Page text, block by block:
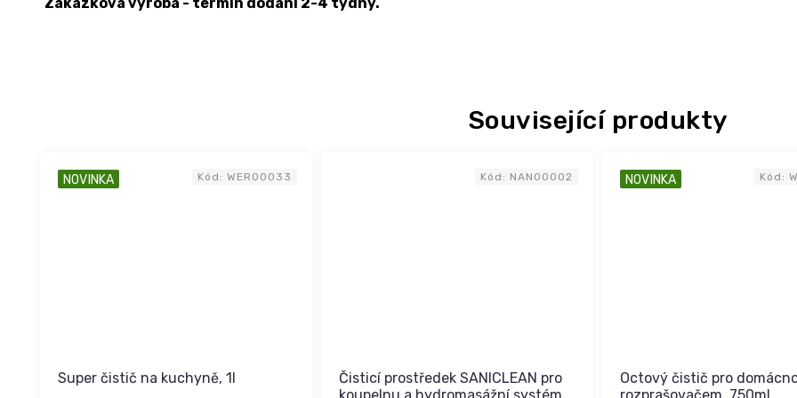
Související produkty
NOVINKA
Super čistič na kuchyně, 1l
Kód: WER00033
Čisticí prostředek SANICLEAN pro
koupelnu a hydromasážní systém
Kód: NAN00002 NOVINKA
Octový čistič pro
rozprašovačem, 750ml
Kód: